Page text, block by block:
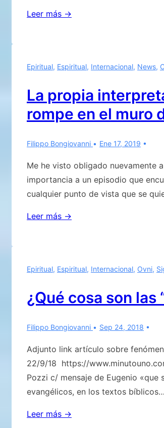
Sobre
Adoniesis
Leer más →
Epiritual, Espiritual, Internacional, News,
La propia
rompe en el muro
Filippo Bongiovanni Ene 17, 2019
Me he visto obligado nuevamente
importancia a un episodio que
cualquier punto de vista que se
La
la
que
rompe
engaño.
Leer más →
Epiritual, Espiritual, Internacional, Ovni,
¿Qué cosa son las
Filippo Bongiovanni Sep 24, 2018
Adjunto link artículo sobre
22/9/18 https://
Pozzi c/ mensaje de Eugenio «que
evangélicos, en los textos
¿Qué
Leer más →